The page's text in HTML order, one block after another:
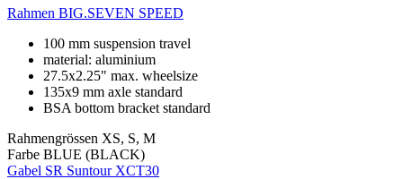
Rahmen BIG.SEVEN SPEED
100 mm suspension travel
material: aluminium
27.5x2.25" max. wheelsize
135x9 mm axle standard
BSA bottom bracket standard
Rahmengrössen XS, S, M
Farbe BLUE (BLACK)
Gabel SR Suntour XCT30